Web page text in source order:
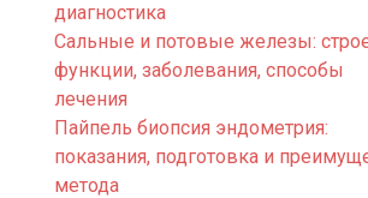
диагностика
Сальные и потовые железы:
функции, заболевания, способы
лечения
Пайпель биопсия эндометрия:
показания, подготовка и
метода